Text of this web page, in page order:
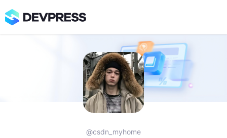
@csdn_myhome